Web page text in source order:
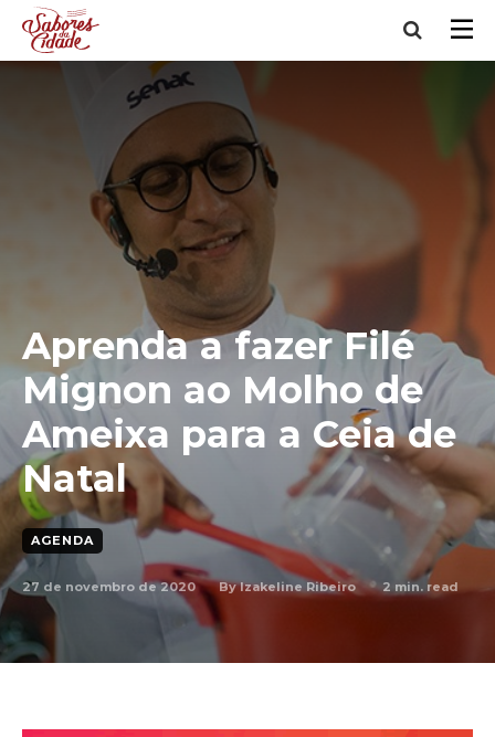
Aprenda a fazer Filé
Mignon ao Molho de
Ameixa para a Ceia de
Natal
AGENDA
27 de novembro de 2020 By Izakeline Ribeiro 2 min. read